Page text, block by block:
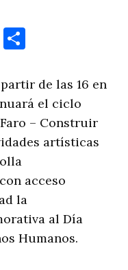
X
de las 16 en
el ciclo
– Construir
artísticas
acceso
la
al Día
Humanos.